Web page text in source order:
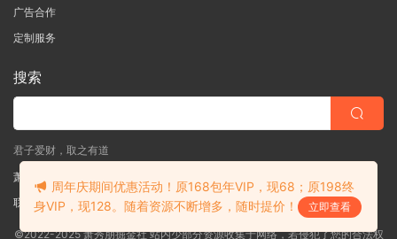
广告合作
定制服务
搜索
君子爱财，取之有道
萧秀朋掘金社
联系客服(说明需求，勿问在否)
©2022-2025 萧秀朋掘金社 站内少部分资源收集于网络，若侵犯了您的合法权
周年庆期间优惠活动！原168包年VIP，现68；原198终
身VIP，现128。随着资源不断增多，随时提价！
立即查看